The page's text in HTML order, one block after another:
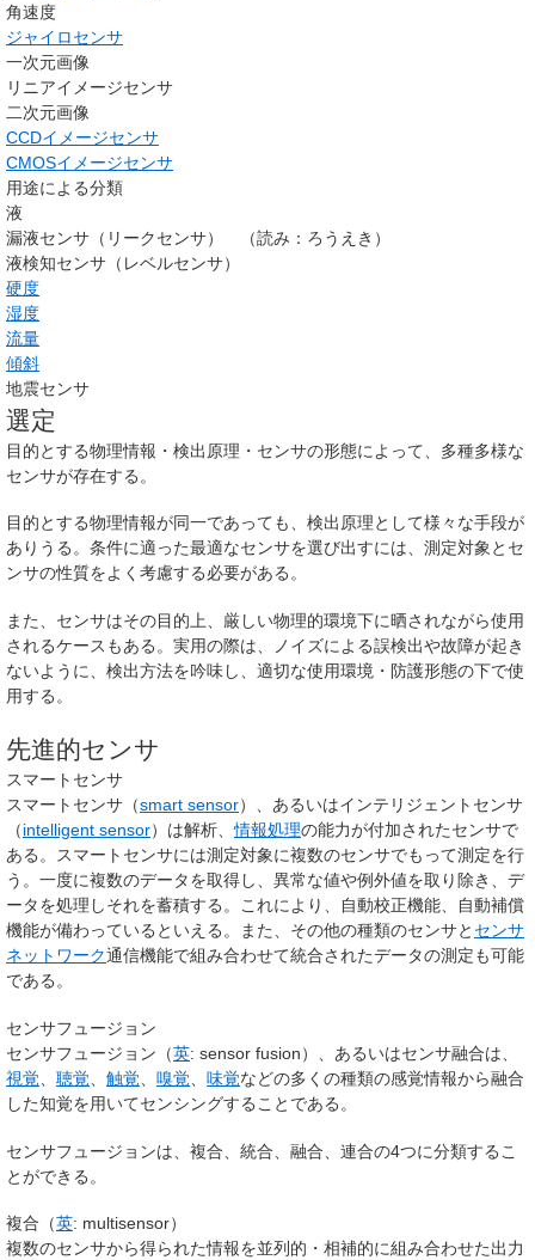
角速度
ジャイロセンサ
一次元画像
リニアイメージセンサ
二次元画像
CCDイメージセンサ
CMOSイメージセンサ
用途による分類
液
漏液センサ（リークセンサ） （読み：ろうえき）
液検知センサ（レベルセンサ）
硬度
湿度
流量
傾斜
地震センサ
選定
目的とする物理情報・検出原理・センサの形態によって、多種多様な
センサが存在する。
目的とする物理情報が同一であっても、検出原理として様々な手段が
ありうる。条件に適った最適なセンサを選び出すには、測定対象とセ
ンサの性質をよく考慮する必要がある。
また、センサはその目的上、厳しい物理的環境下に晒されながら使用
されるケースもある。実用の際は、ノイズによる誤検出や故障が起き
ないように、検出方法を吟味し、適切な使用環境・防護形態の下で使
用する。
先進的センサ
スマートセンサ
スマートセンサ（smart sensor）、あるいはインテリジェントセンサ
（intelligent sensor）は解析、情報処理の能力が付加されたセンサで
ある。スマートセンサには測定対象に複数のセンサでもって測定を行
う。一度に複数のデータを取得し、異常な値や例外値を取り除き、デ
ータを処理しそれを蓄積する。これにより、自動校正機能、自動補償
機能が備わっているといえる。また、その他の種類のセンサと センサ
ネットワーク通信機能で組み合わせて統合されたデータの測定も可能
である。
センサフュージョン
センサフュージョン（英: sensor fusion）、あるいはセンサ融合は、
視覚
聴覚 触覚 嗅覚 味覚などの多くの種類の感覚情報から融合
した知覚を用いてセンシングすることである。
センサフュージョンは、複合、統合、融合、連合の4つに分類するこ
とができる。
複合（英: multisensor）
複数のセンサから得られた情報を並列的・相補的に組み合わせた出力